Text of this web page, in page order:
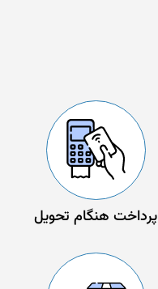
پرداخت هنگام تحویل